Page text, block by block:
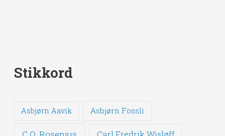
Stikkord
Asbjørn Aavik Asbjørn Fossli